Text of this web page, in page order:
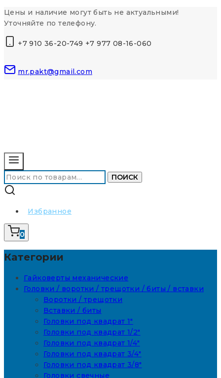
Перейти
к
Цены и наличие могут быть не актуальными!
Уточняйте по телефону.
+7 910 36-20-749 +7 977 08-16-060
mr.pakt@gmail.com
Искать: ПОИСК
Избранное
0
Категории
Гайковерты механические
Головки / воротки / трещотки / биты / вставки
Воротки / трещотки
Вставки / биты
Головки под квадрат 1"
Головки под квадрат 1/2"
Головки под квадрат 1/4"
Головки под квадрат 3/4"
Головки под квадрат 3/8"
Головки свечные